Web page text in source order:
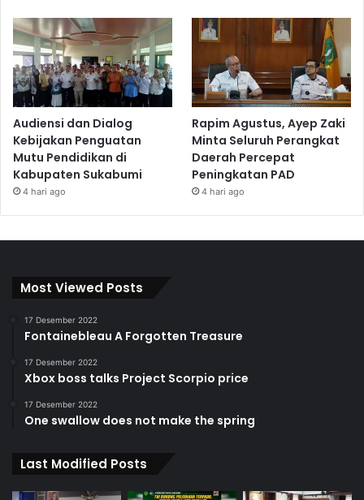
Audiensi dan Dialog
Kebijakan Penguatan
Mutu Pendidikan di
Kabupaten Sukabumi
4 hari ago
Rapim Agustus, Ayep Zaki
Minta Seluruh Perangkat
Daerah Percepat
Peningkatan PAD
4 hari ago
Most Viewed Posts
17 Desember 2022
Fontainebleau A Forgotten Treasure
17 Desember 2022
Xbox boss talks Project Scorpio price
17 Desember 2022
One swallow does not make the spring
Last Modified Posts